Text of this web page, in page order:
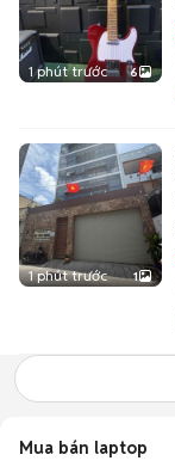
1 phút trước 6
1 phút trước 1
Mua bán laptop